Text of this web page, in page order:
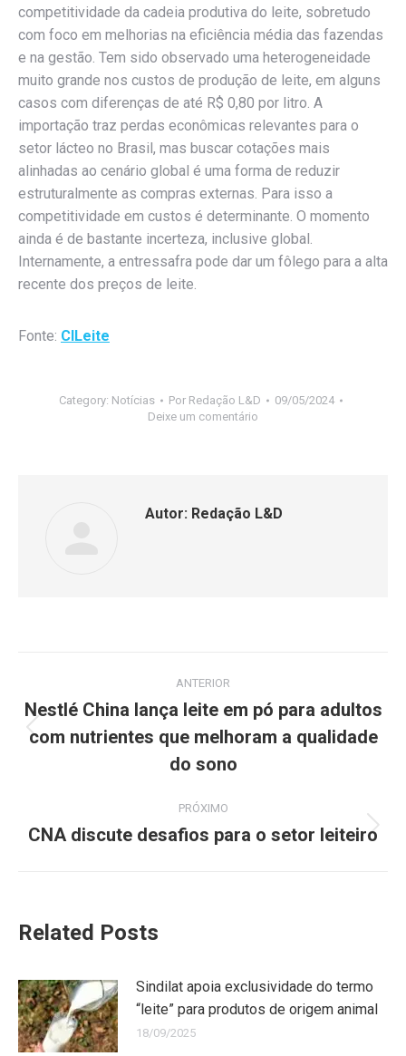
competitividade da cadeia produtiva do leite, sobretudo
com foco em melhorias na eficiência média das fazendas
e na gestão. Tem sido observado uma heterogeneidade
muito grande nos custos de produção de leite, em alguns
casos com diferenças de até R$ 0,80 por litro. A
importação traz perdas econômicas relevantes para o
setor lácteo no Brasil, mas buscar cotações mais
alinhadas ao cenário global é uma forma de reduzir
estruturalmente as compras externas. Para isso a
competitividade em custos é determinante. O momento
ainda é de bastante incerteza, inclusive global.
Internamente, a entressafra pode dar um fôlego para a alta
recente dos preços de leite.
Fonte: CILeite
Category: Notícias Por Redação L&D
09/05/2024
Deixe um comentário
Autor: Redação L&D
ANTERIOR
Nestlé China lança leite em pó para adultos
com nutrientes que melhoram a qualidade
do sono
PRÓXIMO
CNA discute desafios para o setor leiteiro
Related Posts
Sindilat apoia exclusividade do termo
“leite” para produtos de origem animal
18/09/2025